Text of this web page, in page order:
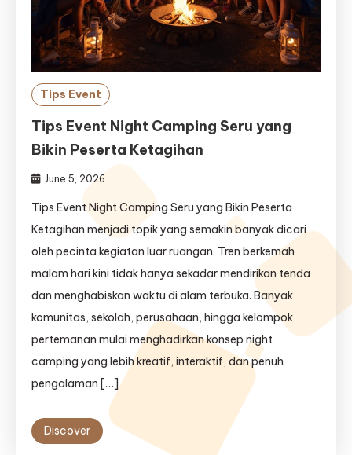
Tips Event
Tips Event Night Camping Seru yang
Bikin Peserta Ketagihan
June 5, 2026
Tips Event Night Camping Seru yang Bikin Peserta
Ketagihan menjadi topik yang semakin banyak dicari
oleh pecinta kegiatan luar ruangan. Tren berkemah
malam hari kini tidak hanya sekadar mendirikan tenda
dan menghabiskan waktu di alam terbuka. Banyak
komunitas, sekolah, perusahaan, hingga kelompok
pertemanan mulai menghadirkan konsep night
camping yang lebih kreatif, interaktif, dan penuh
pengalaman […]
Discover